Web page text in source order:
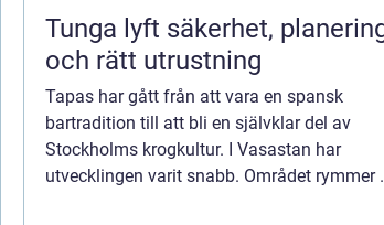
Tunga lyft säkerhet, planering
och rätt utrustning
Tapas har gått från att vara en spansk
bartradition till att bli en självklar del av
Stockholms krogkultur. I Vasastan har
utvecklingen varit snabb. Området rymmer i